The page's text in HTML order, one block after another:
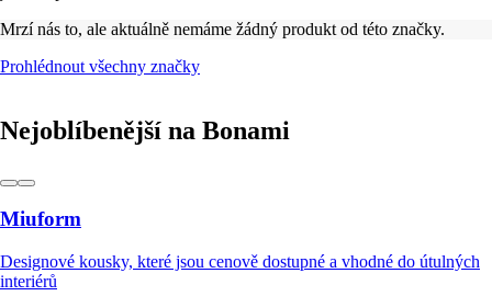
Mrzí nás to, ale aktuálně nemáme žádný produkt od této značky.
Prohlédnout všechny značky
Nejoblíbenější na Bonami
Miuform
Designové kousky, které jsou cenově dostupné a vhodné do útulných
interiérů